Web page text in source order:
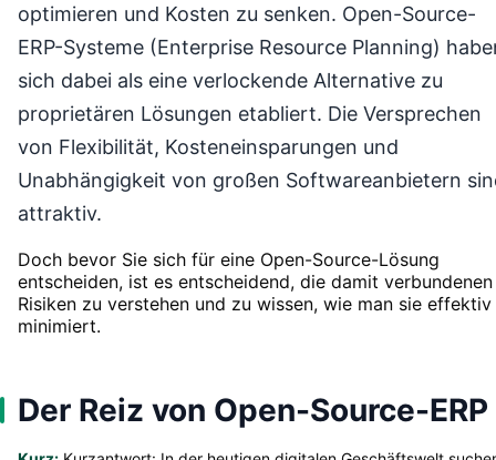
optimieren und Kosten zu senken. Open-Source-
ERP-Systeme (Enterprise Resource Planning)
sich dabei als eine verlockende Alternative zu
proprietären Lösungen etabliert. Die Versprechen
von Flexibilität, Kosteneinsparungen und
Unabhängigkeit von großen Softwareanbietern
attraktiv.
Doch bevor Sie sich für eine Open-Source-Lösung
entscheiden, ist es entscheidend, die damit verbundenen
Risiken zu verstehen und zu wissen, wie man sie effektiv
minimiert.
Der Reiz von Open-Source-ERP